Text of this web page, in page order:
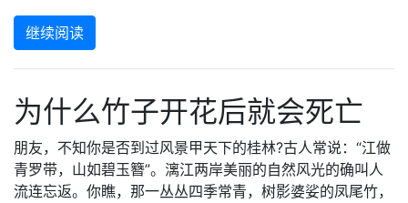
继续阅读
为什么竹子开花后就会死亡
朋友，不知你是否到过风景甲天下的桂林?古人常说：“江做
青罗带，山如碧玉簪”。漓江两岸美丽的自然风光的确叫人
流连忘返。你瞧，那一丛丛四季常青，树影婆娑的凤尾竹，